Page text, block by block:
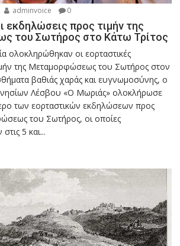
adminvoice 0
εκδηλώσεις προς τιμήν της
του Σωτήρος στο Κάτω Τρίτος
ολοκληρώθηκαν οι εορταστικές
της Μεταμορφώσεως του Σωτήρος στον
βαθιάς χαράς και ευγνωμοσύνης, ο
Λέσβου «Ο Μωριάς» ολοκλήρωσε
των εορταστικών εκδηλώσεων προς
του Σωτήρος, οι οποίες
5 και...